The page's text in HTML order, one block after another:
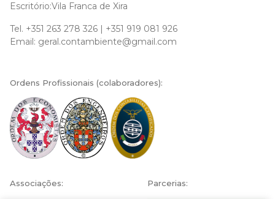
Escritório:Vila Franca de Xira
Tel. +351 263 278 326
+351 919 081 926
Email: geral.contambiente@gmail.com
Ordens Profissionais (colaboradores):
Associações: Parcerias: